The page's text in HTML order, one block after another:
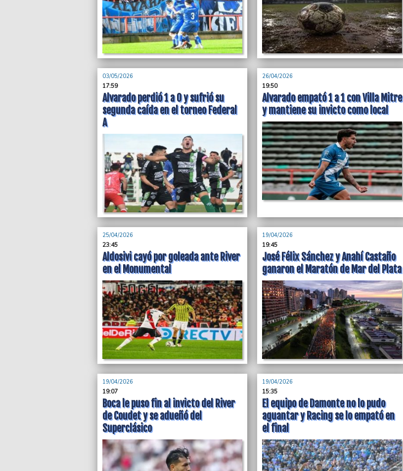
03/05/2026
17:59
Alvarado perdió 1 a 0 y sufrió su
segunda caída en el torneo Federal
A
26/04/2026
19:50
Alvarado empató 1 a 1 con Villa Mitre
y mantiene su invicto como local
25/04/2026
23:45
Aldosivi cayó por goleada ante River
en el Monumental
19/04/2026
19:45
José Félix Sánchez y Anahí Castaño
ganaron el Maratón de Mar del Plata
19/04/2026
19:07
Boca le puso fin al invicto del River
de Coudet y se adueñó del
Superclásico
19/04/2026
15:35
El equipo de Damonte no lo pudo
aguantar y Racing se lo empató en
el final